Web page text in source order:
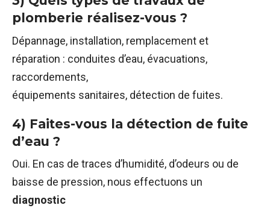
plomberie réalisez-vous ?
Dépannage, installation, remplacement et
réparation : conduites d’eau, évacuations,
raccordements,
équipements sanitaires, détection de fuites.
4) Faites-vous la détection de fuite
d’eau ?
Oui. En cas de traces d’humidité, d’odeurs ou de
baisse de pression, nous effectuons un
diagnostic